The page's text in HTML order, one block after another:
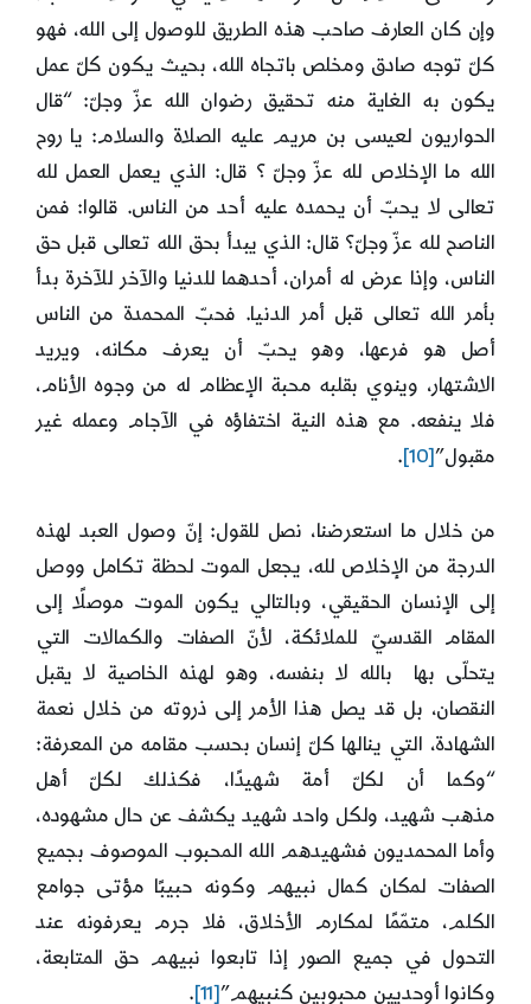
وإن كان العارف صاحب هذه الطريق للوصول إلى الله، فهو
كلّ توجه صادق ومخلص باتجاه الله، بحيث يكون كلّ عمل
يكون به الغاية منه تحقيق رضوان الله عزّ وجلّ: “قال
الحواريون لعيسى بن مريم عليه الصلاة والسلام: يا روح
الله ما الإخلاص لله عزّ وجلّ ؟ قال: الذي يعمل العمل لله
تعالى لا يحبّ أن يحمده عليه أحد من الناس. قالوا: فمن
الناصح لله عزّ وجلّ؟ قال: الذي يبدأ بحق الله تعالى قبل حق
الناس، وإذا عرض له أمران، أحدهما للدنيا والآخر للآخرة بدأ
بأمر الله تعالى قبل أمر الدنيا. فحبّ المحمدة من الناس
أصل هو فرعها، وهو يحبّ أن يعرف مكانه، ويريد
الاشتهار، وينوي بقلبه محبة الإعظام له من وجوه الأنام،
فلا ينفعه. مع هذه النية اختفاؤه في الآجام وعمله غير
مقبول”[10]
.
من خلال ما استعرضنا، نصل للقول: إنّ وصول العبد لهذه
الدرجة من الإخلاص لله، يجعل الموت لحظة تكامل ووصل
إلى الإنسان الحقيقي، وبالتالي يكون الموت موصلًا إلى
المقام القدسيّ للملائكة، لأنّ الصفات والكمالات التي
يتحلّى بها بالله لا بنفسه، وهو لهذه الخاصية لا يقبل
النقصان، بل قد يصل هذا الأمر إلى ذروته من خلال نعمة
الشهادة، التي ينالها كلّ إنسان بحسب مقامه من المعرفة:
“وكما أن لكلّ أمة شهيدًا، فكذلك لكلّ أهل
مذهب شهيد، ولكل واحد شهيد يكشف عن حال مشهوده،
وأما المحمديون فشهيدهم الله المحبوب الموصوف بجميع
الصفات لمكان كمال نبيهم وكونه حبيبًا مؤتى جوامع
الكلم، متمّمًا لمكارم الأخلاق، فلا جرم يعرفونه عند
التحول في جميع الصور إذا تابعوا نبيهم حق المتابعة،
وكانوا أوحديين محبوبين كنبيهم”[11]
.